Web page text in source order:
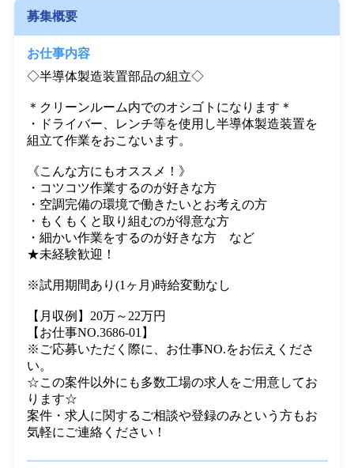
https://www.894651.com/qr/syoukai/
お仕事内容
◇半導体製造装置部品の組立◇
＊クリーンルーム内でのオシゴトになります＊
・ドライバー、レンチ等を使用し半導体製造装置を
組立て作業をおこないます。
《こんな方にもオススメ！》
・コツコツ作業するのが好きな方
・空調完備の環境で働きたいとお考えの方
・もくもくと取り組むのが得意な方
・細かい作業をするのが好きな方　など
★未経験歓迎！
※試用期間あり(1ヶ月)時給変動なし
【月収例】20万～22万円
【お仕事NO.3686-01】
※ご応募いただく際に、お仕事NO.をお伝えくださ
い。
☆この案件以外にも多数工場の求人をご用意してお